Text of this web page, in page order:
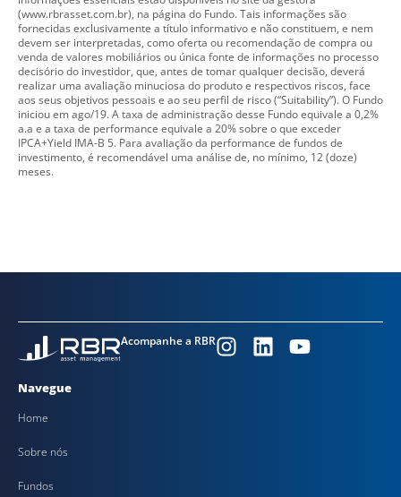
(www.rbrasset.com.br), na página do Fundo. Tais informações são
fornecidas exclusivamente a título informativo e não constituem, e nem
devem ser interpretadas, como oferta ou recomendação de compra ou
venda de valores mobiliários ou única fonte de informações no processo
decisório do investidor, que, antes de tomar qualquer decisão, deverá
realizar uma avaliação minuciosa do produto e respectivos riscos, face
aos seus objetivos pessoais e ao seu perfil de risco (“Suitability”). O Fundo
iniciou em ago/19. A taxa de administração desse Fundo equivale a 0,2%
a.a e a taxa de performance equivale a 20% sobre o que exceder
IPCA+Yield IMA-B 5. Para avaliação da performance de fundos de
investimento, é recomendável uma análise de, no mínimo, 12 (doze)
meses.
Acompanhe a RBR
Navegue
Home
Sobre nós
Fundos